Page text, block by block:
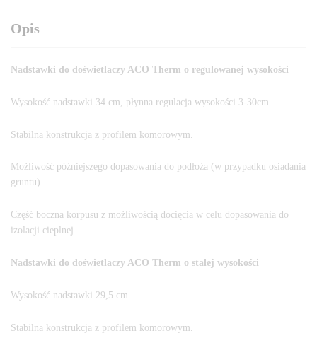
Opis
Nadstawki do doświetlaczy ACO Therm o regulowanej wysokości
Wysokość nadstawki 34 cm, płynna regulacja wysokości 3-30cm.
Stabilna konstrukcja z profilem komorowym.
Możliwość późniejszego dopasowania do podłoża (w przypadku osiadania
gruntu)
Część boczna korpusu z możliwością docięcia w celu dopasowania do
izolacji cieplnej.
Nadstawki do doświetlaczy ACO Therm o stałej wysokości
Wysokość nadstawki 29,5 cm.
Stabilna konstrukcja z profilem komorowym.